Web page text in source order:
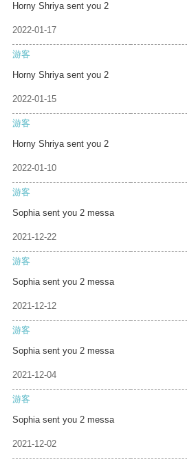
Horny Shriya sent you 2
2022-01-17
游客
Horny Shriya sent you 2
2022-01-15
游客
Horny Shriya sent you 2
2022-01-10
游客
Sophia sent you 2 messa
2021-12-22
游客
Sophia sent you 2 messa
2021-12-12
游客
Sophia sent you 2 messa
2021-12-04
游客
Sophia sent you 2 messa
2021-12-02